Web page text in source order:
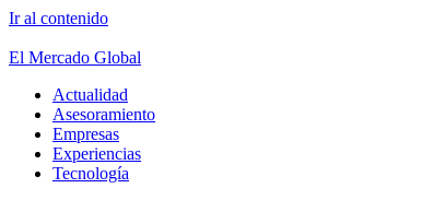
Ir al contenido
El Mercado Global
Actualidad
Asesoramiento
Empresas
Experiencias
Tecnología